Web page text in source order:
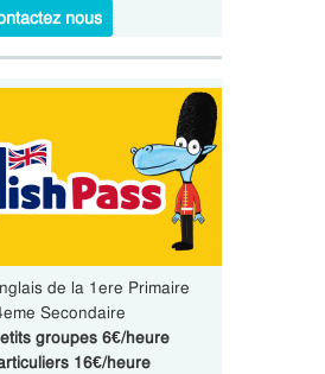
nous
de la 1ere Primaire
Secondaire
groupes 6€/heure
16€/heure